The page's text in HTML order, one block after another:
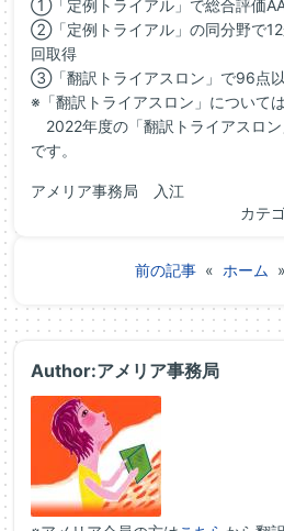
①「定例トライアル」で総合評価
②「定例トライアル」の同分野で
回取得
③「翻訳トライアスロン」で96点
※「翻訳トライアスロン」については
2022年度の「翻訳トライアスロ
です。
アメリア事務局 入江
カテ
前の記事 « ホーム
Author:アメリア事務局